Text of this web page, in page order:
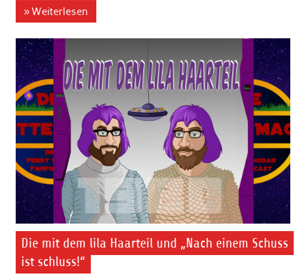
» Weiterlesen
Die mit dem lila Haarteil und „Nach einem Schuss
ist schluss!“